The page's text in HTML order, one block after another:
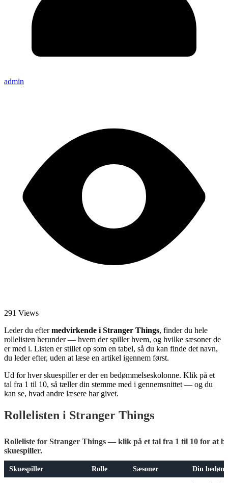
admin
291 Views
Leder du eftermedvirkende i Stranger Things, finder du hele
rollelisten herunder — hvem der spiller hvem, og hvilke sæsoner de
er med i. Listen er stillet op som en tabel, så du kan finde det navn,
du leder efter, uden at læse en artikel igennem først.
Ud for hver skuespiller er der en bedømmelseskolonne. Klik på et
tal fra 1 til 10, så tæller din stemme med i gennemsnittet — og du
kan se, hvad andre læsere har givet.
Rollelisten i Stranger Things
Rolleliste for Stranger Things — klik på et tal fra 1 til 10 for at
skuespiller.
Skuespiller Rolle Sæsoner Din